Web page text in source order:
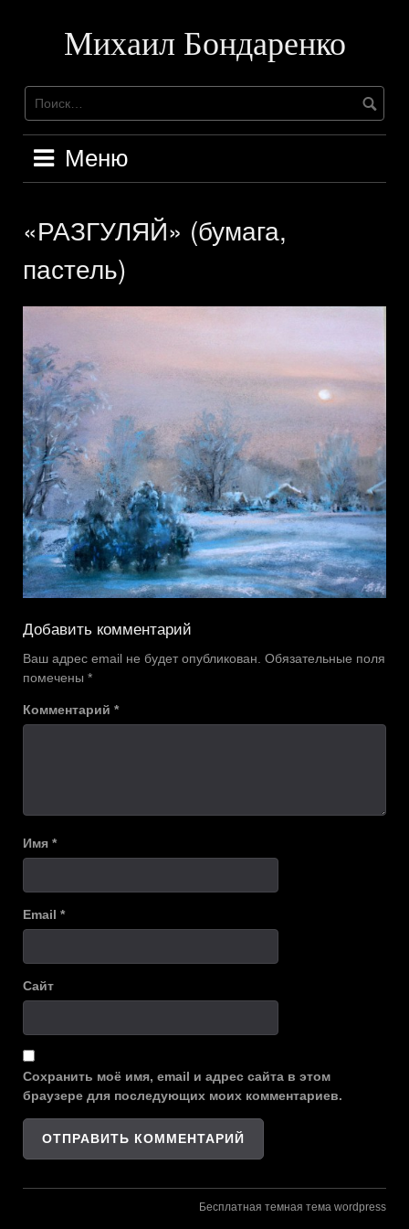
содержимомуМихаил Бондаренко
Меню
«РАЗГУЛЯЙ» (бумага,
пастель)
Добавить комментарий
Ваш адрес email не будет опубликован. Обязательные поля
помечены *
Комментарий *
Имя *
Email *
Сайт
Сохранить моё имя, email и адрес сайта в этом
браузере для последующих моих комментариев.
Бесплатная темная тема wordpress